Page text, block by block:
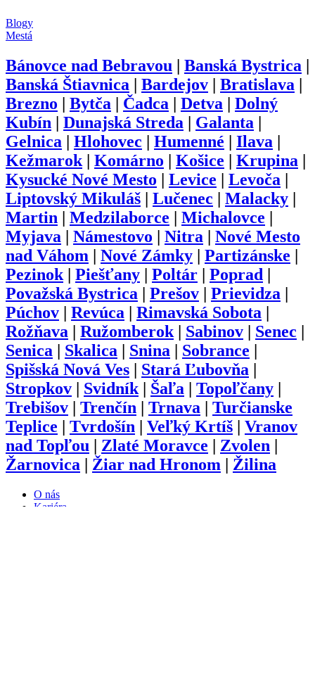
Blogy
Mestá
Bánovce nad Bebravou | Banská Bystrica |
Banská Štiavnica | Bardejov | Bratislava |
Brezno | Bytča | Čadca | Detva | Dolný
Kubín | Dunajská Streda | Galanta |
Gelnica | Hlohovec | Humenné | Ilava |
Kežmarok | Komárno | Košice | Krupina |
Kysucké Nové Mesto | Levice | Levoča |
Liptovský Mikuláš | Lučenec | Malacky |
Martin | Medzilaborce | Michalovce |
Myjava | Námestovo | Nitra | Nové Mesto
nad Váhom | Nové Zámky | Partizánske |
Pezinok | Piešťany | Poltár | Poprad |
Považská Bystrica | Prešov | Prievidza |
Púchov | Revúca | Rimavská Sobota |
Rožňava | Ružomberok | Sabinov | Senec |
Senica | Skalica | Snina | Sobrance |
Spišská Nová Ves | Stará Ľubovňa |
Stropkov | Svidník | Šaľa | Topoľčany |
Trebišov | Trenčín | Trnava | Turčianske
Teplice | Tvrdošín | Veľký Krtíš | Vranov
nad Topľou | Zlaté Moravce | Zvolen |
Žarnovica | Žiar nad Hronom | Žilina
O nás
Kariéra